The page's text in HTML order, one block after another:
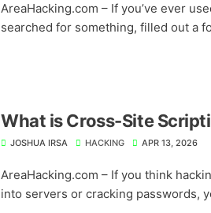
AreaHacking.com – If you’ve ever
searched for something, filled out a
What is Cross-Site
JOSHUA IRSA HACKING APR 13, 2026
AreaHacking.com – If you think
into servers or cracking passwords,